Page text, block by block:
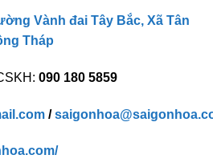
Vành đai Tây Bắc, Xã Tân
Tháp
090 180 5859
/